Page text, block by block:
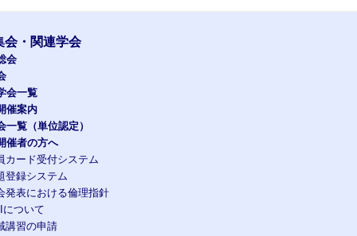
会・関連学会
会
会一覧
催案内
一覧（単位認定）
催者の方へ
カード受付システム
登録システム
発表における倫理指針
について
講習の申請